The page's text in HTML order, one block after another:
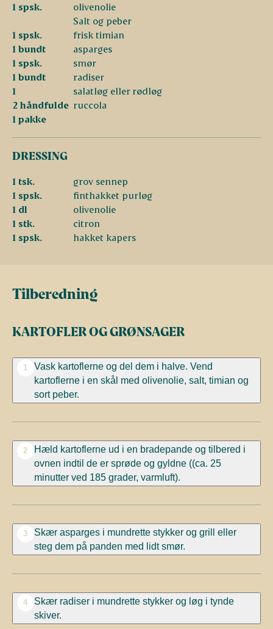
1 spsk.
olivenolie
Salt og peber
1 spsk.
frisk timian
1 bundt
asparges
1 spsk.
smør
1 bundt
radiser
1
salatløg eller rødløg
2 håndfulde ruccola
1 pakke
DRESSING
1 tsk.
grov sennep
1 spsk.
finthakket purløg
1 dl
olivenolie
1 stk.
citron
1 spsk.
hakket kapers
Tilberedning
KARTOFLER OG GRØNSAGER
1
Vask kartoflerne og del dem i halve. Vend
kartoflerne i en skål med olivenolie, salt, timian og
sort peber.
2
Hæld kartoflerne ud i en bradepande og tilbered i
ovnen indtil de er sprøde og gyldne ((ca. 25
minutter ved 185 grader, varmluft).
3
Skær asparges i mundrette stykker og grill eller
steg dem på panden med lidt smør.
4
Skær radiser i mundrette stykker og løg i tynde
skiver.